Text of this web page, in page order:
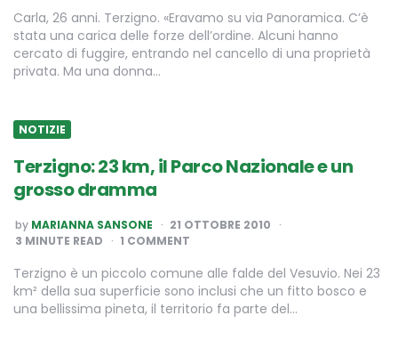
Carla, 26 anni. Terzigno. «Eravamo su via Panoramica. C’è
stata una carica delle forze dell’ordine. Alcuni hanno
cercato di fuggire, entrando nel cancello di una proprietà
privata. Ma una donna…
NOTIZIE
Terzigno: 23 km, il Parco Nazionale e un
grosso dramma
POSTED
BY
by MARIANNA SANSONE
21 OTTOBRE 2010
3 MINUTE READ 1 COMMENT
Terzigno è un piccolo comune alle falde del Vesuvio. Nei 23
km² della sua superficie sono inclusi che un fitto bosco e
una bellissima pineta, il territorio fa parte del…